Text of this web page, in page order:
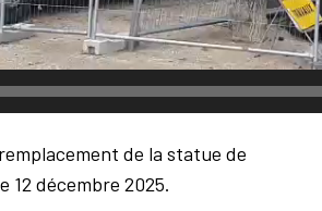
de la statue de
12 décembre 2025.